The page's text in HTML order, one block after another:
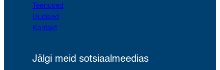
Teenused
Uudised
Kontakt
Jälgi meid sotsiaalmeedias